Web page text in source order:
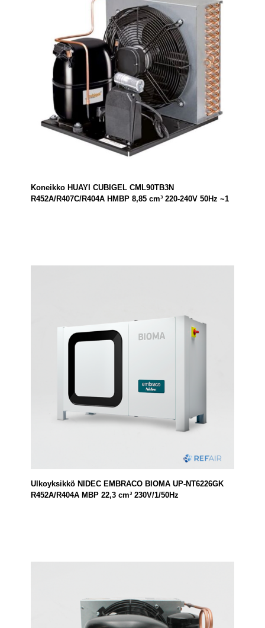
Koneikko HUAYI CUBIGEL CML90TB3N
R452A/R407C/R404A HMBP 8,85 cm³ 220-240V 50Hz ~1
Ulkoyksikkö NIDEC EMBRACO BIOMA UP-NT6226GK
R452A/R404A MBP 22,3 cm³ 230V/1/50Hz